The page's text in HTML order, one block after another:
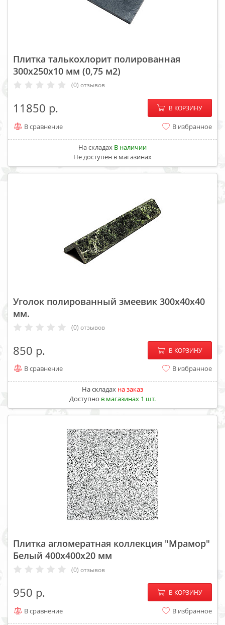
Плитка талькохлорит полированная
300х250х10 мм (0,75 м2)
(0) отзывов
11850 − +
В КОРЗИНУ
В сравнение В избранное
На складах В наличии
Не доступен в магазинах
Уголок полированный змеевик 300x40x40
мм.
(0) отзывов
850 − +
В КОРЗИНУ
В сравнение В избранное
На складах на заказ
Доступно в магазинах 1 шт.
Плитка агломератная коллекция "Мрамор"
Белый 400х400х20 мм
(0) отзывов
950 − +
В КОРЗИНУ
В сравнение В избранное